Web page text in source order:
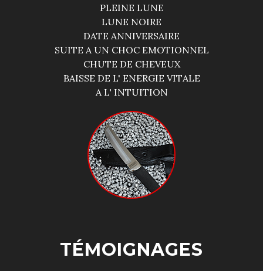
PLEINE LUNE
LUNE NOIRE
DATE ANNIVERSAIRE
SUITE A UN CHOC EMOTIONNEL
CHUTE DE CHEVEUX
BAISSE DE L' ENERGIE VITALE
A L' INTUITION
TÉMOIGNAGES